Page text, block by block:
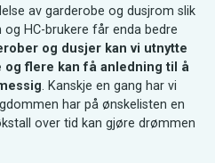
av garderobe og dusjrom slik
HC-brukere får enda bedre
og dusjer kan vi utnytte
og flere kan få anledning til å
. Kanskje en gang har vi
har på ønskelisten en
over tid kan gjøre drømmen